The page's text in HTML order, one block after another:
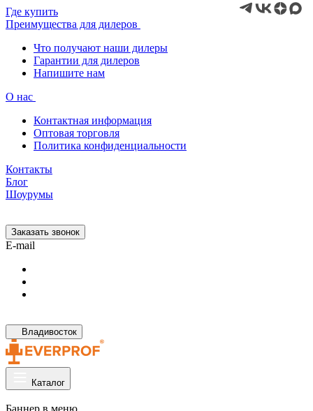
Где купить
Преимущества для дилеров
Что получают наши дилеры
Гарантии для дилеров
Напишите нам
О нас
Контактная информация
Оптовая торговля
Политика конфиденциальности
Контакты
Блог
Шоурумы
Заказать звонок
E-mail
Владивосток
Каталог
Баннер в меню